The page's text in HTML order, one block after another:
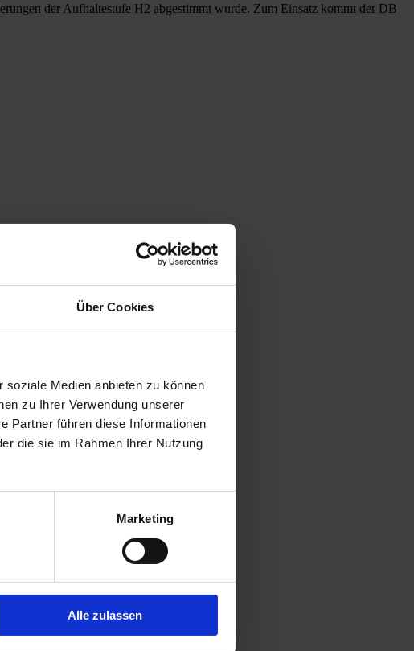
Über Cookies
Medien anbieten zu können
zu Ihrer Verwendung unserer
Partner führen diese Informationen
die sie im Rahmen Ihrer Nutzung
Marketing
Alle zulassen
der Aufhaltestufe H2 abgestimmt wurde. Zum Einsatz kommt der DB